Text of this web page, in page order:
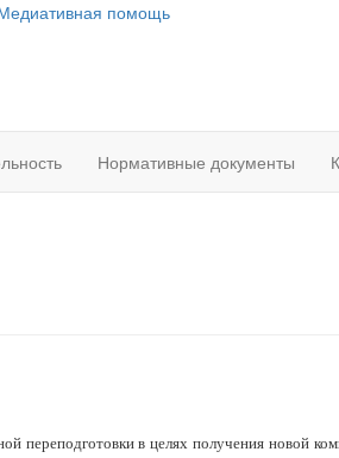
помощь
Нормативные документы
переподготовки в целях получения новой